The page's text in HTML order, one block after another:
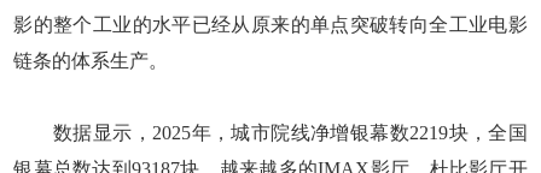
影的整个工业的水平已经从原来的单点突破转向全工业电影
链条的体系生产。
数据显示，2025年，城市院线净增银幕数2219块，全国
银幕总数达到93187块，越来越多的IMAX影厅、杜比影厅开